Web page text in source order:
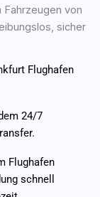
von
sicher
Flughafen
24/7
Flughafen
schnell